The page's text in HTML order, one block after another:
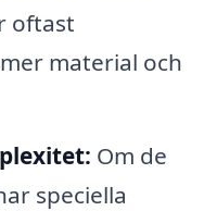
oftast
material och
Om de
speciella